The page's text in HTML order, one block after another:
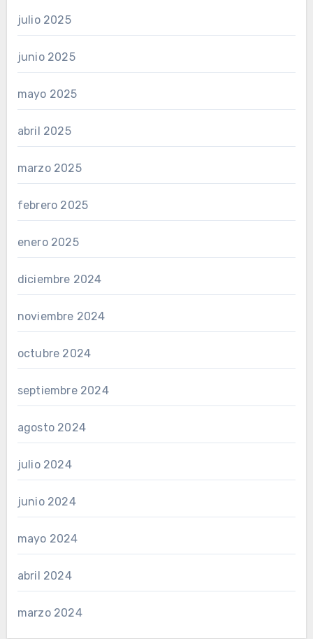
julio 2025
junio 2025
mayo 2025
abril 2025
marzo 2025
febrero 2025
enero 2025
diciembre 2024
noviembre 2024
octubre 2024
septiembre 2024
agosto 2024
julio 2024
junio 2024
mayo 2024
abril 2024
marzo 2024